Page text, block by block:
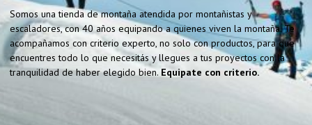
Somos una tienda de montaña atendida por montañistas y
escaladores, con 40 años equipando a quienes viven la montaña. Te
acompañamos con criterio experto, no solo con productos, para que
encuentres todo lo que necesitás y llegues a tus proyectos con la
tranquilidad de haber elegido bien. Equipate con criterio.